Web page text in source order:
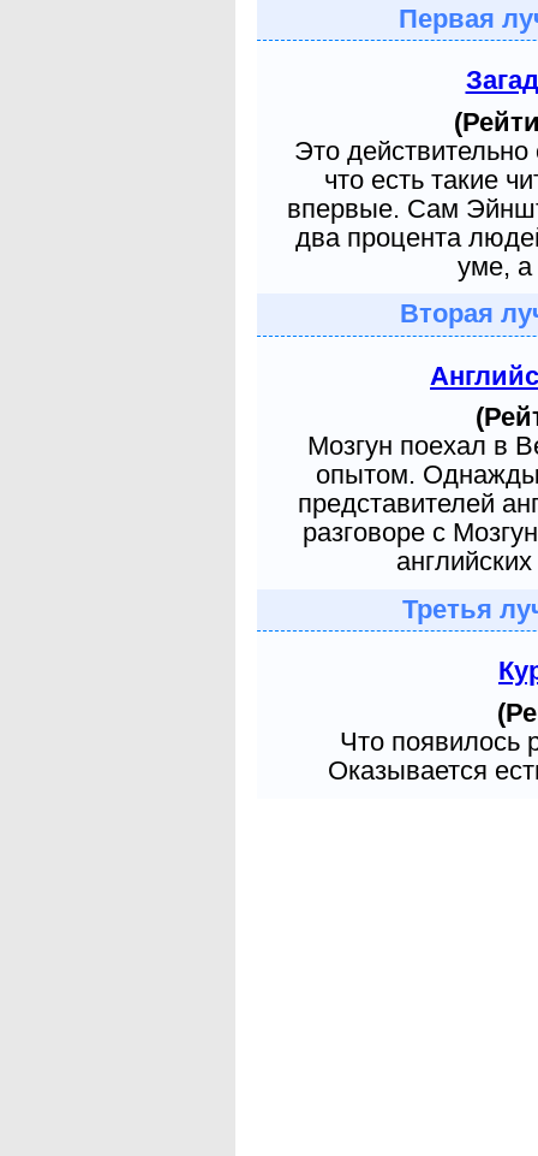
Первая
Это
что есть такие
впервые. Сам
два процента
уме, а
Вторая
Мозгун поехал в
опытом. Однажды
представителей
разговоре с
Третья
Что появилось
Оказывается